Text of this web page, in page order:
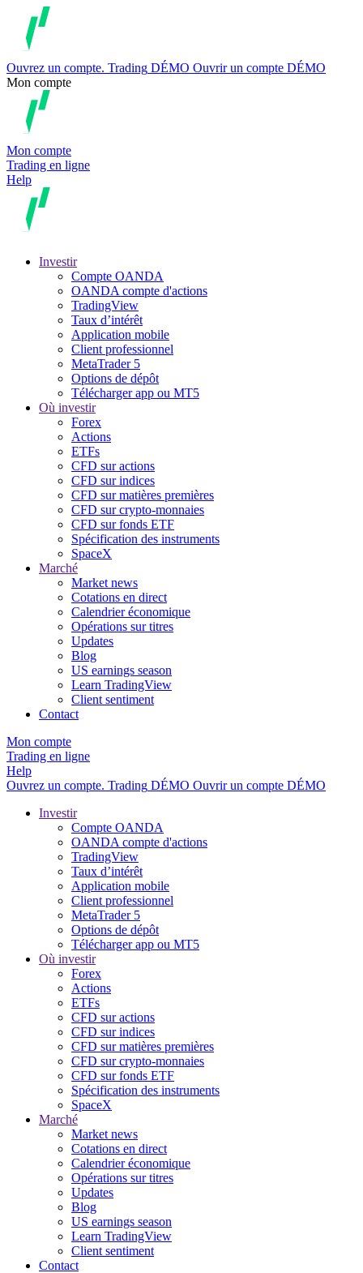
Ouvrez un compte. Trading DÉMO Ouvrir un compte DÉMO
Mon compte
Mon compte
Trading en ligne
Help
Investir
Compte OANDA
OANDA compte d'actions
TradingView
Taux d’intérêt
Application mobile
Client professionnel
MetaTrader 5
Options de dépôt
Télécharger app ou MT5
Où investir
Forex
Actions
ETFs
CFD sur actions
CFD sur indices
CFD sur matières premières
CFD sur crypto-monnaies
CFD sur fonds ETF
Spécification des instruments
SpaceX
Marché
Market news
Cotations en direct
Calendrier économique
Opérations sur titres
Updates
Blog
US earnings season
Learn TradingView
Client sentiment
Contact
Mon compte
Trading en ligne
Help
Ouvrez un compte. Trading DÉMO Ouvrir un compte DÉMO
Investir
Compte OANDA
OANDA compte d'actions
TradingView
Taux d’intérêt
Application mobile
Client professionnel
MetaTrader 5
Options de dépôt
Télécharger app ou MT5
Où investir
Forex
Actions
ETFs
CFD sur actions
CFD sur indices
CFD sur matières premières
CFD sur crypto-monnaies
CFD sur fonds ETF
Spécification des instruments
SpaceX
Marché
Market news
Cotations en direct
Calendrier économique
Opérations sur titres
Updates
Blog
US earnings season
Learn TradingView
Client sentiment
Contact